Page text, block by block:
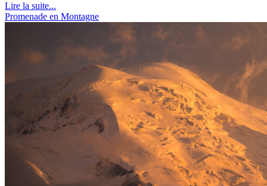
Lire la suite...
Promenade en Montagne